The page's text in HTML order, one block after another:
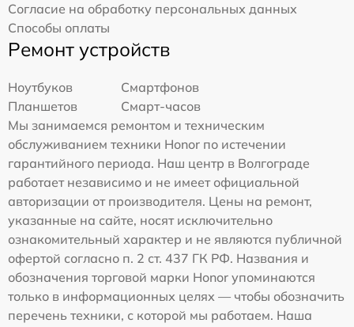
Согласие на обработку персональных данных
Способы оплаты
Ремонт устройств
Ноутбуков
Смартфонов
Планшетов
Смарт-часов
Мы занимаемся ремонтом и техническим
обслуживанием техники Honor по истечении
гарантийного периода. Наш центр в Волгограде
работает независимо и не имеет официальной
авторизации от производителя. Цены на ремонт,
указанные на сайте, носят исключительно
ознакомительный характер и не являются публичной
офертой согласно п. 2 ст. 437 ГК РФ. Названия и
обозначения торговой марки Honor упоминаются
только в информационных целях — чтобы обозначить
перечень техники, с которой мы работаем. Наша